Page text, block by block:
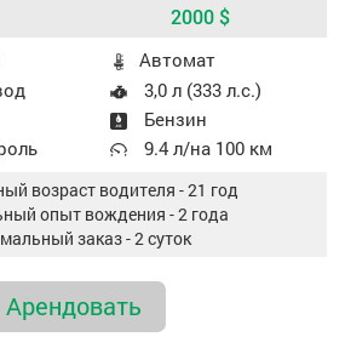
2000 $
Aвтомат
3,0 л (333 л.с.)
Бензин
9.4 л/на 100 км
возраст водителя - 21 год
опыт вождения - 2 года
заказ - 2 суток
Арендовать